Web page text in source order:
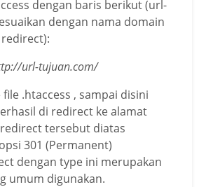
dengan baris berikut (url-
dengan nama domain
url-tujuan.com/
.htaccess , sampai disini
di redirect ke alamat
tersebut diatas
301 (Permanent)
dengan type ini merupakan
umum digunakan.